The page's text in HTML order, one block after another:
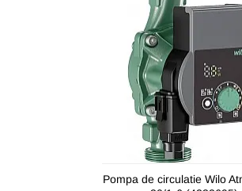
Pompa de circulatie Wilo